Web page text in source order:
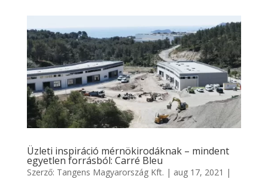
Üzleti inspiráció mérnökirodáknak – mindent
egyetlen forrásból: Carré Bleu
Szerző: Tangens Magyarország Kft. | aug 17, 2021 |